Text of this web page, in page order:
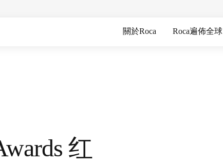
關於Roca Roca遍佈全球
红